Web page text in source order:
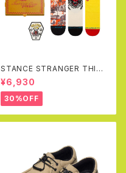
STANCE STRANGER THING
S X STANCE CREW SOCKS
BOX SET
¥6,930
30%OFF